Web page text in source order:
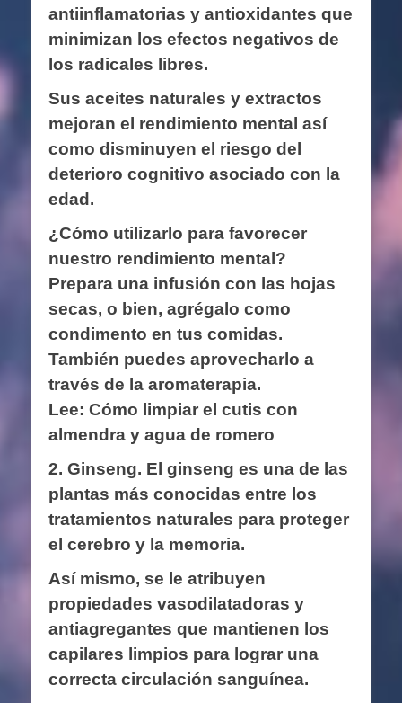
antiinflamatorias y antioxidantes que
minimizan los efectos negativos de
los radicales libres.
Sus aceites naturales y extractos
mejoran el rendimiento mental así
como disminuyen el riesgo del
deterioro cognitivo asociado con la
edad.
¿Cómo utilizarlo para favorecer
nuestro rendimiento mental?
Prepara una infusión con las hojas
secas, o bien, agrégalo como
condimento en tus comidas.
También puedes aprovecharlo a
través de la aromaterapia.
Lee: Cómo limpiar el cutis con
almendra y agua de romero
2. Ginseng. El ginseng es una de las
plantas más conocidas entre los
tratamientos naturales para proteger
el cerebro y la memoria.
Así mismo, se le atribuyen
propiedades vasodilatadoras y
antiagregantes que mantienen los
capilares limpios para lograr una
correcta circulación sanguínea.